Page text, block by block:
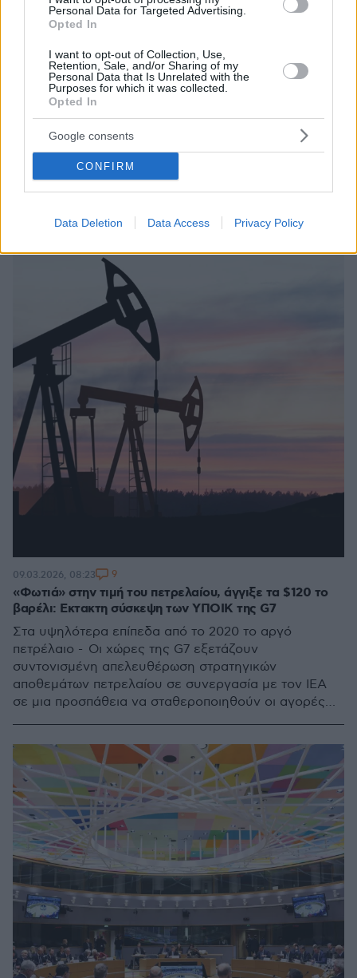
Personal Data for Targeted Advertising.
Opted In
I want to opt-out of Collection, Use,
Retention, Sale, and/or Sharing of my
Personal Data that Is Unrelated with the
Purposes for which it was collected.
Opted In
Google consents
CONFIRM
Data Deletion Data Access Privacy Policy
Ανθεκτική η αγορά ηλεκτρισμού μέσα στην κρίση - Στο
τραπέζι το πλαφόν στα καύσιμα
Παρά τις πιέσεις σε καύσιμα και φυσικό αέριο, η
χονδρική τιμή ρεύματος στην Ελλάδα παραμένει από
τις χαμηλότερες στην Ευρώπη - Πετρέλαιο: Πτώση
έως 10% μετά τις δηλώσεις Τραμπ για Ορμούζ και
Ιράν – Έκτακτη τηλεδιάσκεψη των υπουργών
10.03.2026, 09:42 1
«Φωτιά» στην τιμή του πετρελαίου, άγγιξε τα $120 το
βαρέλι: Εκτακτη σύσκεψη των ΥΠΟΙΚ της G7
Στα υψηλότερα επίπεδα από το 2020 το αργό
πετρέλαιο - Οι χώρες της G7 εξετάζουν
συντονισμένη απελευθέρωση στρατηγικών
αποθεμάτων πετρελαίου σε συνεργασία με τον ΙΕΑ
σε μια προσπάθεια να σταθεροποιηθούν οι αγορές
09.03.2026, 08:23 9